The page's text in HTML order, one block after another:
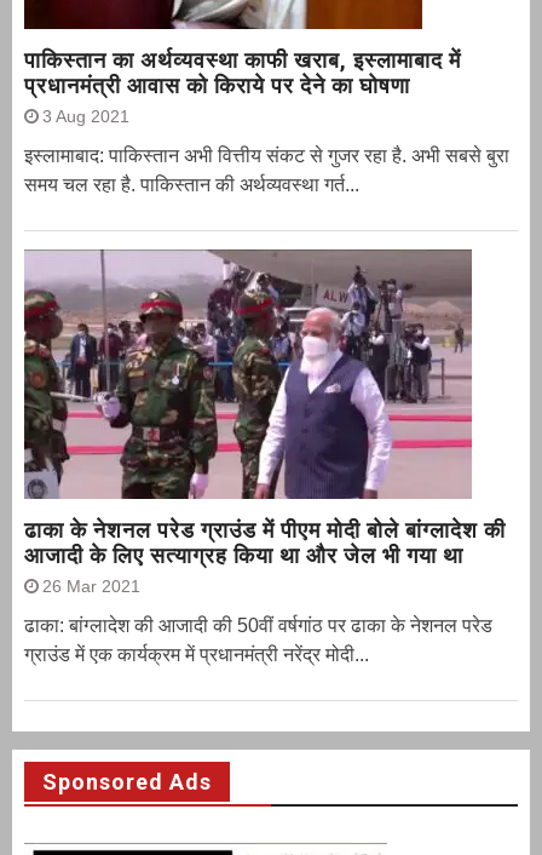
पाकिस्तान का अर्थव्यवस्था काफी खराब, इस्लामाबाद में
प्रधानमंत्री आवास को किराये पर देने का घोषणा
3 Aug 2021
इस्लामाबाद: पाकिस्तान अभी वित्तीय संकट से गुजर रहा है. अभी सबसे बुरा
समय चल रहा है. पाकिस्तान की अर्थव्यवस्था गर्त...
ढाका के नेशनल परेड ग्राउंड में पीएम मोदी बोले बांग्लादेश की
आजादी के लिए सत्याग्रह किया था और जेल भी गया था
26 Mar 2021
ढाका: बांग्लादेश की आजादी की 50वीं वर्षगांठ पर ढाका के नेशनल परेड
ग्राउंड में एक कार्यक्रम में प्रधानमंत्री नरेंद्र मोदी...
Sponsored Ads